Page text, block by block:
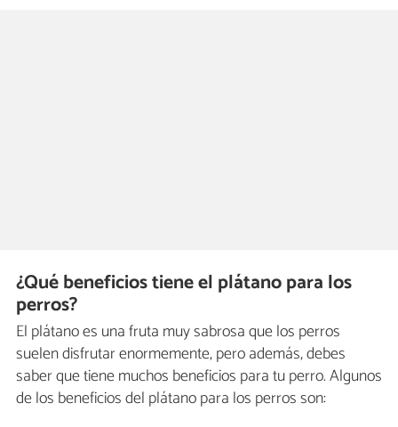
¿Qué beneficios tiene el plátano para los
perros?
El plátano es una fruta muy sabrosa que los perros
suelen disfrutar enormemente, pero además, debes
saber que tiene muchos beneficios para tu perro. Algunos
de los beneficios del plátano para los perros son: